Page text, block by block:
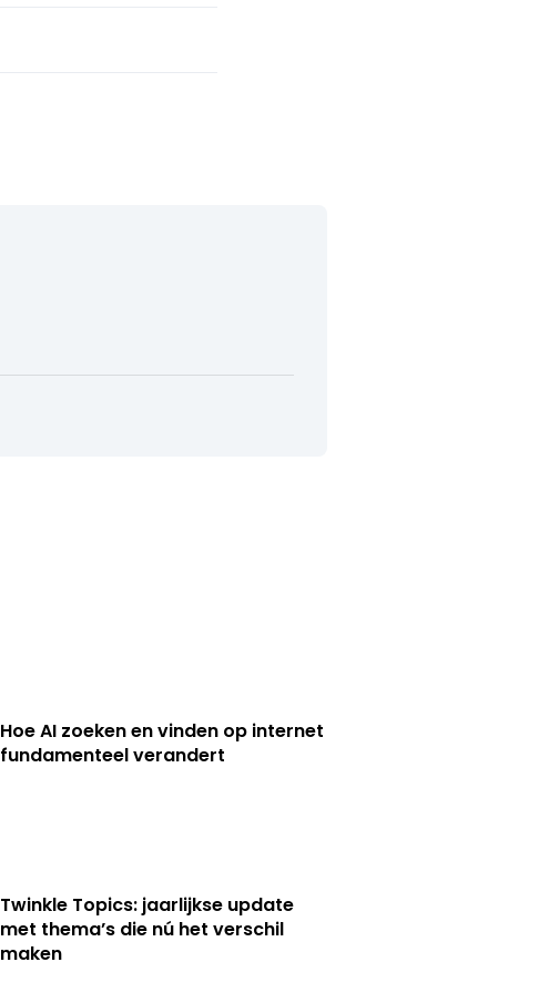
Hoe AI zoeken en vinden op internet
fundamenteel verandert
Twinkle Topics: jaarlijkse update
met thema’s die nú het verschil
maken